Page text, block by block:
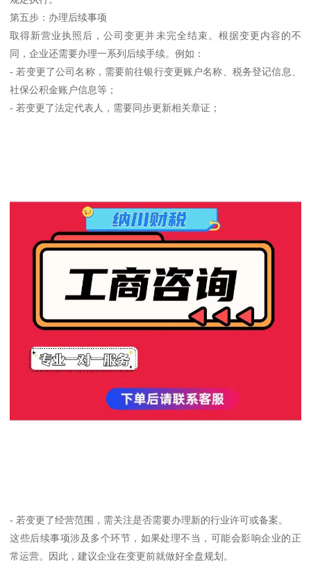
第五步：办理后续事项
取得新营业执照后，公司变更并未完全结束。根据变更内容的不
同，企业还需要办理一系列后续手续。例如：
- 若变更了公司名称，需要前往银行变更账户名称、税务登记信息、
社保公积金账户信息等；
- 若变更了法定代表人，需要同步更新相关章证；
- 若变更了经营范围，需关注是否需要办理新的行业许可或备案。
这些后续事项涉及多个环节，如果处理不当，可能会影响企业的正
常运营。因此，建议企业在变更前就做好全盘规划。